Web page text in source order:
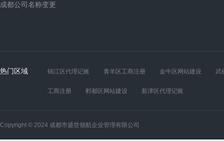
成都公司名称变更
热门区域 锦江区代理记账 青羊区工商注册 金牛区网站建设 武
工商注册 郫都区网站建设 新津区代理记账
Copyright © 2024 成都市盛世领航企业管理有限公司